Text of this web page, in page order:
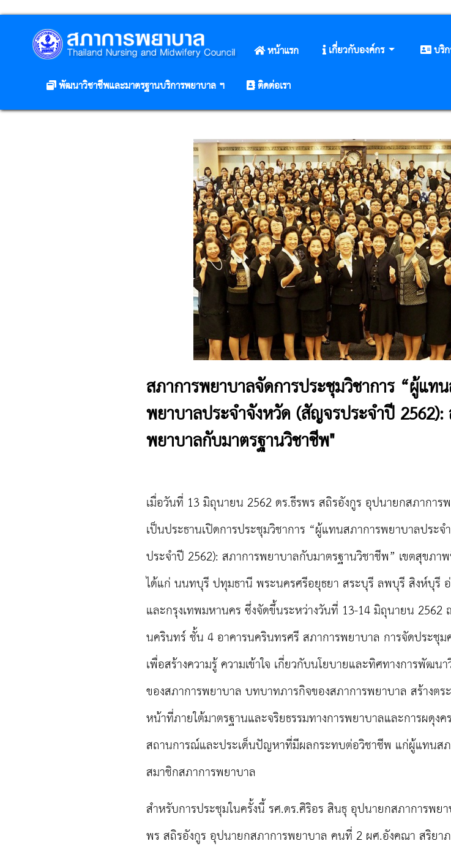
หน้าแรก เกี่ยวกับองค์กร บริ
พัฒนาวิชาชีพและมาตรฐานบริการพยาบาล ฯ
ติดต่อเรา
สภาการพยาบาลจัดการประชุมวิชาการ “ผู้แท
พยาบาลประจำจังหวัด (สัญจรประจำปี 2562):
พยาบาลกับมาตรฐานวิชาชีพ"
เมื่อวันที่ 13 มิถุนายน 2562 ดร.ธีรพร สถิรอังกูร อุปนายกสภากา
เป็นประธานเปิดการประชุมวิชาการ “ผู้แทนสภาการพยาบาลประ
ประจำปี 2562): สภาการพยาบาลกับมาตรฐานวิชาชีพ” เขตสุขภา
ได้แก่ นนทบุรี ปทุมธานี พระนครศรีอยุธยา สระบุรี ลพบุรี สิงห์บุรี
และกรุงเทพมหานคร ซึ่งจัดขึ้นระหว่างวันที่ 13-14 มิถุนายน 2562
นครินทร์ ชั้น 4 อาคารนครินทรศรี สภาการพยาบาล การจัดประชุม
เพื่อสร้างความรู้ ความเข้าใจ เกี่ยวกับนโยบายและทิศทางการพัฒน
ของสภาการพยาบาล บทบาทภารกิจของสภาการพยาบาล สร้างต
หน้าที่ภายใต้มาตรฐานและจริยธรรมทางการพยาบาลและการผดุง
สถานการณ์และประเด็นปัญหาที่มีผลกระทบต่อวิชาชีพ แก่ผู้แทนส
สมาชิกสภาการพยาบาล
สำหรับการประชุมในครั้งนี้ รศ.ดร.ศิริอร สินธุ อุปนายกสภาการพย
พร สถิรอังกูร อุปนายกสภาการพยาบาล คนที่ 2 ผศ.อังคณา สริยา